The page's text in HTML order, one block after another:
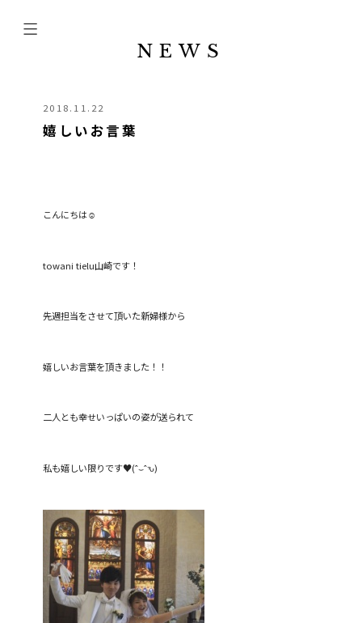
NEWS
2018.11.22
嬉しいお言葉
こんにちは☺
towani tielu山崎です！
先週担当をさせて頂いた新婦様から
嬉しいお言葉を頂きました！！
二人とも幸せいっぱいの姿が送られて
私も嬉しい限りです♥(ˆ⌣ˆԅ)